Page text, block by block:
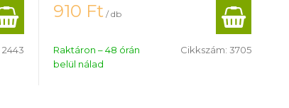
2443
910 Ft / db
Raktáron – 48 órán
belül nálad
Cikkszám: 3705